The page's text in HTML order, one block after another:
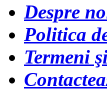
Despre
Politica
Termeni